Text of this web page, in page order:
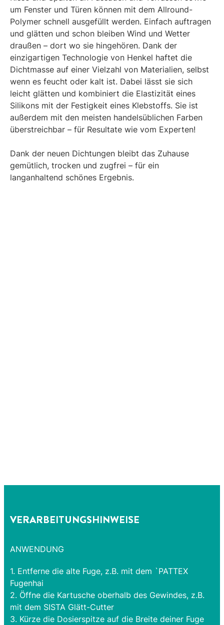
um Fenster und Türen können mit dem Allround-
Polymer schnell ausgefüllt werden. Einfach auftragen
und glätten und schon bleiben Wind und Wetter
draußen – dort wo sie hingehören. Dank der
einzigartigen Technologie von Henkel haftet die
Dichtmasse auf einer Vielzahl von Materialien, selbst
wenn es feucht oder kalt ist. Dabei lässt sie sich
leicht glätten und kombiniert die Elastizität eines
Silikons mit der Festigkeit eines Klebstoffs. Sie ist
außerdem mit den meisten handelsüblichen Farben
überstreichbar – für Resultate wie vom Experten!
Dank der neuen Dichtungen bleibt das Zuhause
gemütlich, trocken und zugfrei – für ein
langanhaltend schönes Ergebnis.
VERARBEITUNGSHINWEISE
ANWENDUNG
1. Entferne die alte Fuge, z.B. mit dem `PATTEX
Fugenhai
2. Öffne die Kartusche oberhalb des Gewindes, z.B.
mit dem SISTA Glätt-Cutter
3. Kürze die Dosierspitze auf die Breite deiner Fuge